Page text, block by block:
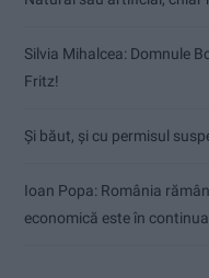
Silvia Mihalcea: Domnule
Fritz!
Și băut, și cu permisul
Ioan Popa: România
economică este în